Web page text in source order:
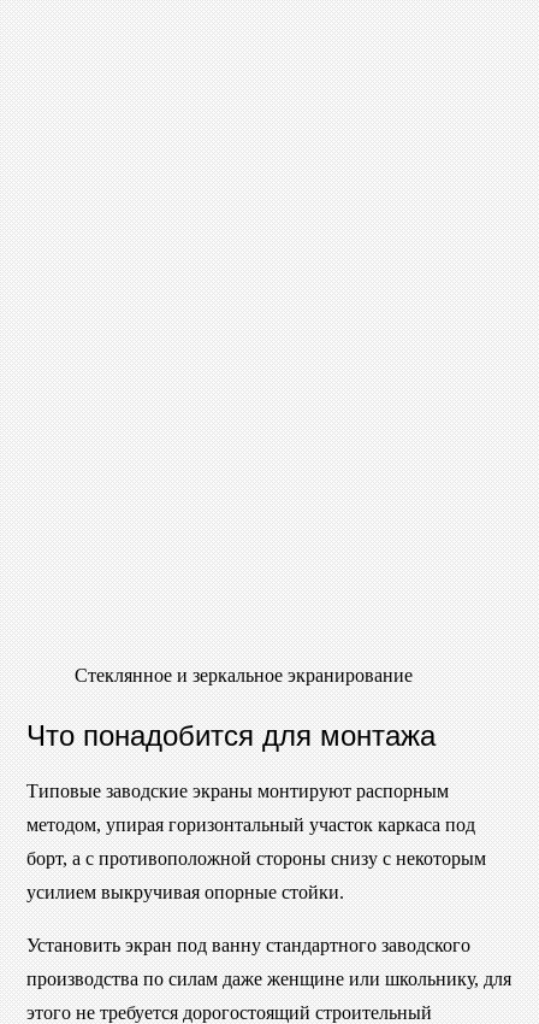
Стеклянное и зеркальное экранирование
Что понадобится для монтажа
Типовые заводские экраны монтируют распорным
методом, упирая горизонтальный участок каркаса под
борт, а с противоположной стороны снизу с некоторым
усилием выкручивая опорные стойки.
Установить экран под ванну стандартного заводского
производства по силам даже женщине или школьнику, для
этого не требуется дорогостоящий строительный